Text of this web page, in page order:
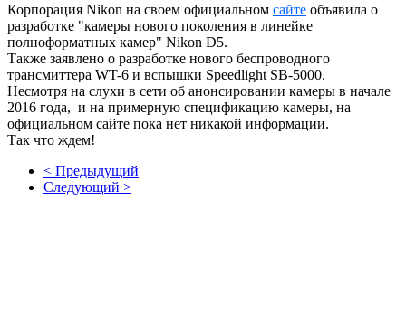
Корпорация Nikon на своем официальном сайте объявила о
разработке "камеры нового поколения в линейке
полноформатных камер" Nikon D5.
Также заявлено о разработке нового беспроводного
трансмиттера WT-6 и вспышки Speedlight SB-5000.
Несмотря на слухи в сети об анонсировании камеры в начале
2016 года, и на примерную спецификацию камеры, на
официальном сайте пока нет никакой информации.
Так что ждем!
< Предыдущий
Следующий >